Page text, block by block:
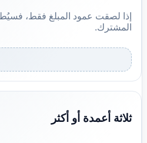
إذا لصقت عمود المبلغ فقط،
المشترك.
ثلاثة أعمدة أو أكثر